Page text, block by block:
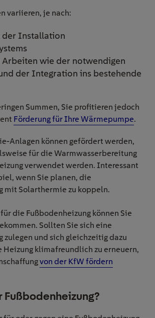
variieren, je nach:
der Installation
Arbeiten wie der notwendigen
der Integration ins bestehende
Summen, Sie profitieren jedoch
Förderung für Ihre Wärmepumpe.
Anlagen können gefördert werden,
für die Warmwasserbereitung
verwendet werden. Interessant
wenn Sie planen, die
mit Solarthermie zu koppeln.
für die Fußbodenheizung können Sie
Sollten Sie sich eine
zulegen und sich gleichzeitig dazu
Heizung klimafreundlich zu erneuern,
von der KfW fördern
Fußbodenheizung?